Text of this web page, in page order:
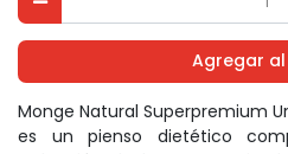
Agregar
Monge Natural Superpremium
es un pienso dietético